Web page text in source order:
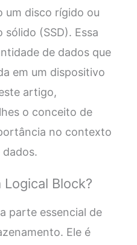
um disco rígido ou
sólido (SSD). Essa
de dados que
em um dispositivo
artigo,
o conceito de
no contexto
Block?
parte essencial de
Ele é